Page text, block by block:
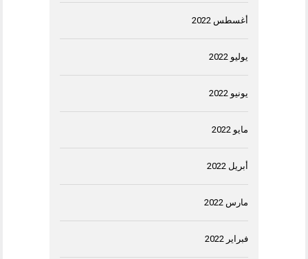
أغسطس 2022
يوليو 2022
يونيو 2022
مايو 2022
أبريل 2022
مارس 2022
فبراير 2022